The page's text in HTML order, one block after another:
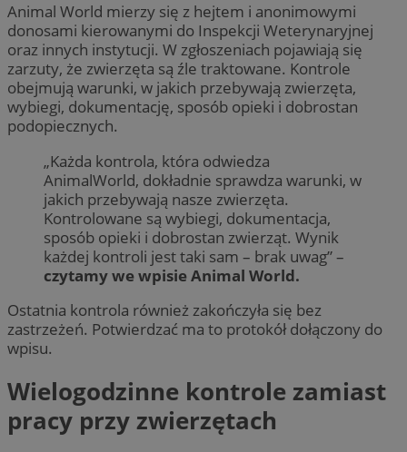
Animal World mierzy się z hejtem i anonimowymi
donosami kierowanymi do Inspekcji Weterynaryjnej
oraz innych instytucji. W zgłoszeniach pojawiają się
zarzuty, że zwierzęta są źle traktowane. Kontrole
obejmują warunki, w jakich przebywają zwierzęta,
wybiegi, dokumentację, sposób opieki i dobrostan
podopiecznych.
„Każda kontrola, która odwiedza
AnimalWorld, dokładnie sprawdza warunki, w
jakich przebywają nasze zwierzęta.
Kontrolowane są wybiegi, dokumentacja,
sposób opieki i dobrostan zwierząt. Wynik
każdej kontroli jest taki sam – brak uwag” –
czytamy we wpisie Animal World.
Ostatnia kontrola również zakończyła się bez
zastrzeżeń. Potwierdzać ma to protokół dołączony do
wpisu.
Wielogodzinne kontrole zamiast
pracy przy zwierzętach